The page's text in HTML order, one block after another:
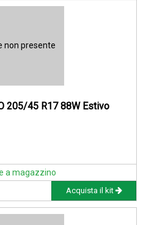
non presente
205/45 R17 88W Estivo
a magazzino
Acquista il kit